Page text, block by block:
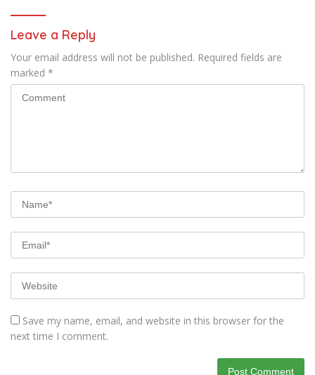
Leave a Reply
Your email address will not be published. Required fields are
marked *
Save my name, email, and website in this browser for the
next time I comment.